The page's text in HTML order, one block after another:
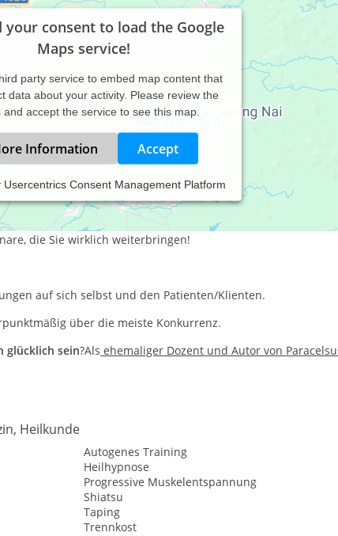
your consent to load the Google
Maps service!
party service to embed map content that
data about your activity. Please review the
and accept the service to see this map.
Information Accept
Usercentrics Consent Management Platform
und Mensch, der sich in seiner Persönlichkeit
die Sie wirklich weiterbringen!
auf sich selbst und den Patienten/Klienten.
über die meiste Konkurrenz.
glücklich sein?Als ehemaliger Dozent und Autor von
Heilkunde
Autogenes Training
Heilhypnose
Progressive Muskelentspannung
Shiatsu
Taping
Trennkost